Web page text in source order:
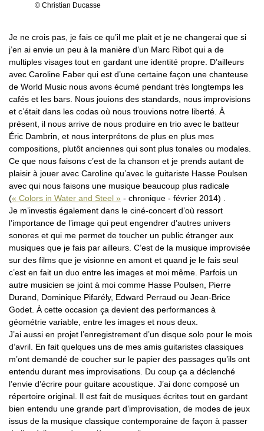
© Christian Ducasse
Je ne crois pas, je fais ce qu’il me plait et je ne changerai que si
j’en ai envie un peu à la manière d’un Marc Ribot qui a de
multiples visages tout en gardant une identité propre. D’ailleurs
avec Caroline Faber qui est d’une certaine façon une chanteuse
de World Music nous avons écumé pendant très longtemps les
cafés et les bars. Nous jouions des standards, nous improvisions
et c’était dans les codas où nous trouvions notre liberté. À
présent, il nous arrive de nous produire en trio avec le batteur
Éric Dambrin, et nous interprétons de plus en plus mes
compositions, plutôt anciennes qui sont plus tonales ou modales.
Ce que nous faisons c’est de la chanson et je prends autant de
plaisir à jouer avec Caroline qu’avec le guitariste Hasse Poulsen
avec qui nous faisons une musique beaucoup plus radicale
(« Colors in Water and Steel » - chronique - février 2014) .
Je m’investis également dans le ciné-concert d’où ressort
l’importance de l’image qui peut engendrer d’autres univers
sonores et qui me permet de toucher un public étranger aux
musiques que je fais par ailleurs. C’est de la musique improvisée
sur des films que je visionne en amont et quand je le fais seul
c’est en fait un duo entre les images et moi même. Parfois un
autre musicien se joint à moi comme Hasse Poulsen, Pierre
Durand, Dominique Pifarély, Edward Perraud ou Jean-Brice
Godet. À cette occasion ça devient des performances à
géométrie variable, entre les images et nous deux.
J’ai aussi en projet l’enregistrement d’un disque solo pour le mois
d’avril. En fait quelques uns de mes amis guitaristes classiques
m’ont demandé de coucher sur le papier des passages qu’ils ont
entendu durant mes improvisations. Du coup ça a déclenché
l’envie d’écrire pour guitare acoustique. J’ai donc composé un
répertoire original. Il est fait de musiques écrites tout en gardant
bien entendu une grande part d’improvisation, de modes de jeux
issus de la musique classique contemporaine de façon à passer